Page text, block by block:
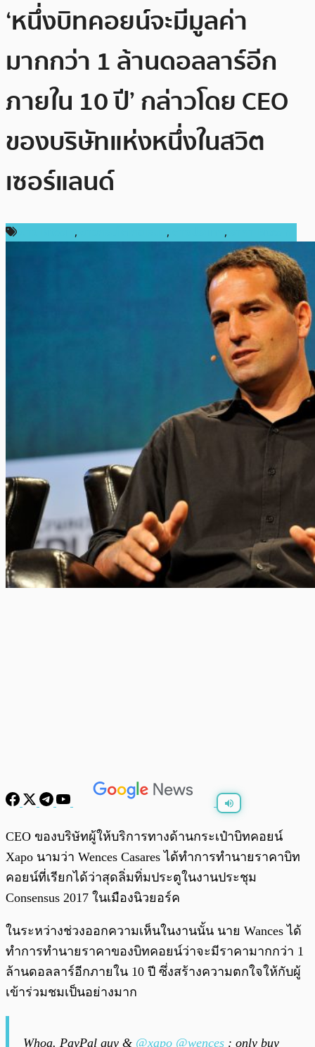
‘หนึ่งบิทคอยน์จะมีมูลค่า
มากกว่า 1 ล้านดอลลาร์อีก
ภายใน 10 ปี’ กล่าวโดย CEO
ของบริษัทแห่งหนึ่งในสวิต
เซอร์แลนด์
, , ,
พร้อมเล่น 0:00 0:00
CEO ของบริษัทผู้ให้บริการทางด้านกระเป๋าบิทคอยน์
Xapo นามว่า Wences Casares ได้ทำการทำนายราคาบิท
คอยน์ที่เรียกได้ว่าสุดลิ่มทิ่มประตูในงานประชุม
Consensus 2017 ในเมืองนิวยอร์ค
ในระหว่างช่วงออกความเห็นในงานนั้น นาย Wances ได้
ทำการทำนายราคาของบิทคอยน์ว่าจะมีราคามากกว่า 1
ล้านดอลลาร์อีกภายใน 10 ปี ซึ่งสร้างความตกใจให้กับผู้
เข้าร่วมชมเป็นอย่างมาก
Whoa. PayPal guy & @xapo @wences : only buy